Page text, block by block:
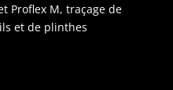
Proflex M, traçage de
et de plinthes